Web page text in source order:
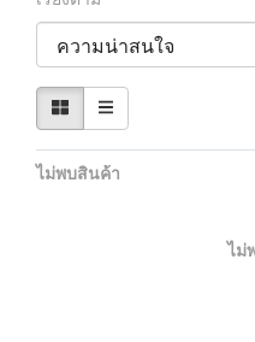
ไม่พบสินค้า
ไม่